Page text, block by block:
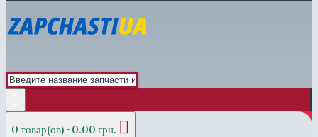
0 товар(ов) - 0.00 грн.